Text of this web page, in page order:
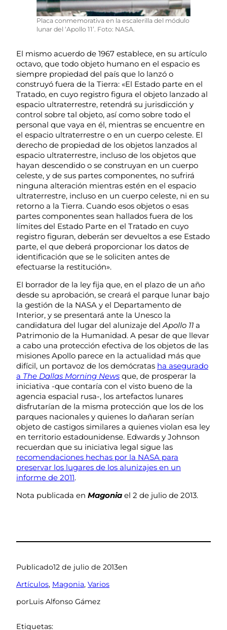
Placa conmemorativa en la escalerilla del módulo
lunar del ‘Apollo 11’. Foto: NASA.
El mismo acuerdo de 1967 establece, en su artículo
octavo, que todo objeto humano en el espacio es
siempre propiedad del país que lo lanzó o
construyó fuera de la Tierra: «El Estado parte en el
Tratado, en cuyo registro figura el objeto lanzado al
espacio ultraterrestre, retendrá su jurisdicción y
control sobre tal objeto, así como sobre todo el
personal que vaya en él, mientras se encuentre en
el espacio ultraterrestre o en un cuerpo celeste. El
derecho de propiedad de los objetos lanzados al
espacio ultraterrestre, incluso de los objetos que
hayan descendido o se construyan en un cuerpo
celeste, y de sus partes componentes, no sufrirá
ninguna alteración mientras estén en el espacio
ultraterrestre, incluso en un cuerpo celeste, ni en su
retorno a la Tierra. Cuando esos objetos o esas
partes componentes sean hallados fuera de los
límites del Estado Parte en el Tratado en cuyo
registro figuran, deberán ser devueltos a ese Estado
parte, el que deberá proporcionar los datos de
identificación que se le soliciten antes de
efectuarse la restitución».
El borrador de la ley fija que, en el plazo de un año
desde su aprobación, se creará el parque lunar bajo
la gestión de la NASA y el Departamento de
Interior, y se presentará ante la Unesco la
candidatura del lugar del alunizaje delApollo 11 a
Patrimonio de la Humanidad. A pesar de que llevar
a cabo una protección efectiva de los objetos de las
misiones Apollo parece en la actualidad más que
difícil, un portavoz de los demócratas ha asegurado
a The Dallas Morning News que, de prosperar la
iniciativa -que contaría con el visto bueno de la
agencia espacial rusa-, los artefactos lunares
disfrutarían de la misma protección que los de los
parques nacionales y quienes lo dañaran serían
objeto de castigos similares a quienes violan esa ley
en territorio estadounidense. Edwards y Johnson
recuerdan que su iniciativa legal sigue las
recomendaciones hechas por la NASA para
preservar los lugares de los alunizajes en un
informe de 2011.
Nota publicada en Magonia el 2 de julio de 2013.
Publicado12 de julio de 2013en
Artículos, Magonia, Varios
porLuis Alfonso Gámez
Etiquetas: